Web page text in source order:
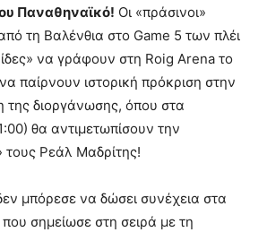
Παναθηναϊκό! Οι «πράσινοι»
τη Βαλένθια στο Game 5 των πλέι
να γράφουν στη Roig Arena το
παίρνουν ιστορική πρόκριση στην
της διοργάνωσης, όπου στα
θα αντιμετωπίσουν την
τους Ρεάλ Μαδρίτης!
μπόρεσε να δώσει συνέχεια στα
σημείωσε στη σειρά με τη